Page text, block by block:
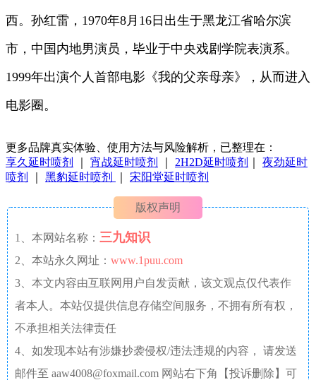
西。孙红雷，1970年8月16日出生于黑龙江省哈尔滨
市，中国内地男演员，毕业于中央戏剧学院表演系。
1999年出演个人首部电影《我的父亲母亲》，从而进入
电影圈。
更多品牌真实体验、使用方法与风险解析，已整理在：
享久延时喷剂
宵战延时喷剂 2H2D延时喷剂
夜劲延时
喷剂
黑豹延时喷剂 宋阳堂延时喷剂
版权声明
1、本网站名称： 三九知识
2、本站永久网址： www.1puu.com
3、本文内容由互联网用户自发贡献，该文观点仅代表作
者本人。本站仅提供信息存储空间服务，不拥有所有权，
不承担相关法律责任
4、如发现本站有涉嫌抄袭侵权/违法违规的内容， 请发送
邮件至 aaw4008@foxmail.com 网站右下角【投诉删除】可